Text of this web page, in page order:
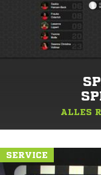
ALLES
SERVICE